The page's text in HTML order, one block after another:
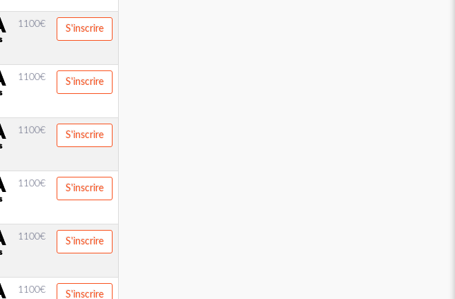
1100€ S'inscrire
1100€ S'inscrire
1100€ S'inscrire
1100€ S'inscrire
1100€ S'inscrire
1100€ S'inscrire